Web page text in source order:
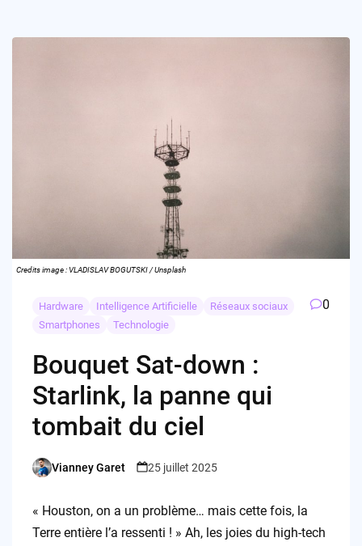
Credits image : VLADISLAV BOGUTSKI / Unsplash
Hardware Intelligence Artificielle
Réseaux sociaux
Smartphones
Technologie
0
Bouquet Sat-down :
Starlink, la panne qui
tombait du ciel
Posted
Vianney Garet 25 juillet 2025
« Houston, on a un problème… mais cette fois, la
Terre entière l’a ressenti ! » Ah, les joies du high-tech